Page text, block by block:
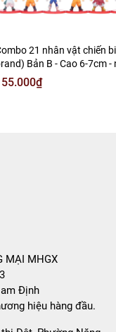
21 nhân vật chiến
Bản B - Cao 6-7cm -
- no box , bọc túi
:DB145a ( VAT 002-02-130
MẠI MHGX
Định
hiệu hàng đầu.